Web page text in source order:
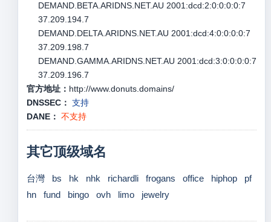
DEMAND.BETA.ARIDNS.NET.AU 2001:dcd:2:0:0:0:0:7
37.209.194.7
DEMAND.DELTA.ARIDNS.NET.AU 2001:dcd:4:0:0:0:0:7
37.209.198.7
DEMAND.GAMMA.ARIDNS.NET.AU 2001:dcd:3:0:0:0:0:7
37.209.196.7
官方地址： http://www.donuts.domains/
DNSSEC： 支持
DANE： 不支持
其它顶级域名
台灣 bs hk nhk richardli frogans office hiphop
pf
hn
fund bingo ovh limo jewelry